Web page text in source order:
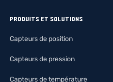
PRODUITS ET SOLUTIONS
Capteurs de position
Capteurs de pression
Capteurs de température